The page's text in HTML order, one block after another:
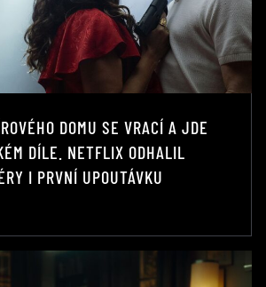
DOMU SE VRACÍ A JDE
DÍLE. NETFLIX ODHALIL
I PRVNÍ UPOUTÁVKU